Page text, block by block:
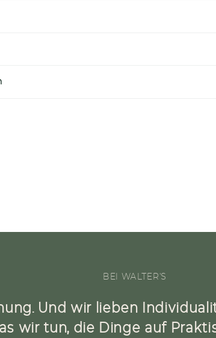
BEI WALTER'S
Und wir lieben
wir tun, die Dinge auf